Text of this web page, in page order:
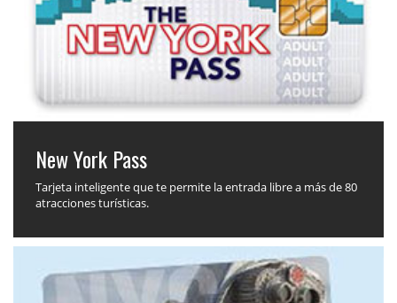
New York Pass
Tarjeta inteligente que te permite la entrada libre a más de 80
atracciones turísticas.